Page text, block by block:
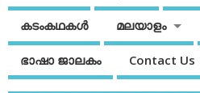
കടംകഥകള്‍ മലയാളം
ഭാഷാ ജാലകം Contact Us